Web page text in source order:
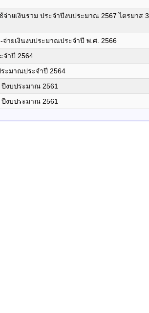
จ่ายเงินรวม ประจำปีงบประมาณ 2567 ไตรมาส 3
จ่ายเงินงบประมาณประจำปี พ.ศ. 2566
จำปี 2564
ะมาณประจำปี 2564
ปีงบประมาณ 2561
ปีงบประมาณ 2561